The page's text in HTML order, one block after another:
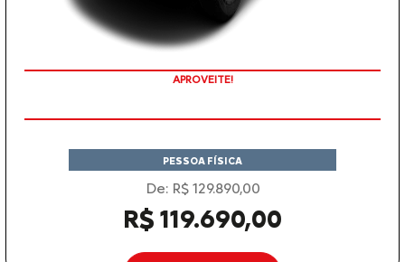
APROVEITE!
PESSOA FÍSICA
De: R$ 129.890,00
R$ 119.690,00